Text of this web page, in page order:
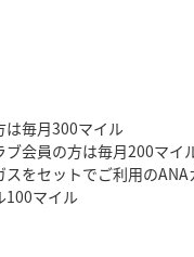
は毎月300マイル
ブ会員の方は毎月200マイ
スをセットでご利用の
100マイル